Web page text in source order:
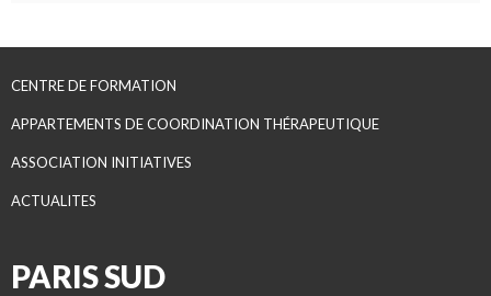
CENTRE DE FORMATION
APPARTEMENTS DE COORDINATION THÉRAPEUTIQUE
ASSOCIATION INITIATIVES
ACTUALITES
PARIS SUD